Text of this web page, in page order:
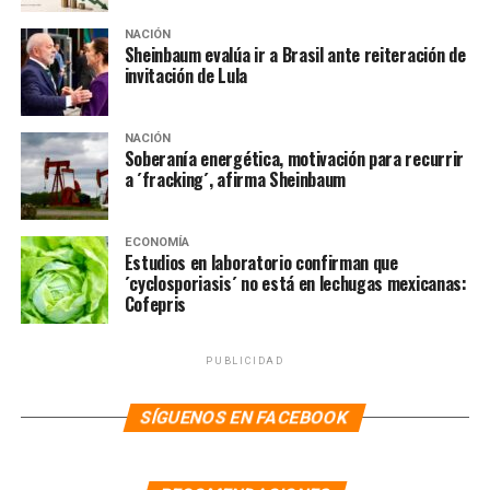
presidente López Obrador?
en éstas el presidente ha generado todo tipo de ataques.
NACIÓN
Sheinbaum evalúa ir a Brasil ante reiteración de
invitación de Lula
NACIÓN
Soberanía energética, motivación para recurrir
a ´fracking´, afirma Sheinbaum
ECONOMÍA
Estudios en laboratorio confirman que
´cyclosporiasis´ no está en lechugas mexicanas:
Cofepris
PUBLICIDAD
SÍGUENOS EN FACEBOOK